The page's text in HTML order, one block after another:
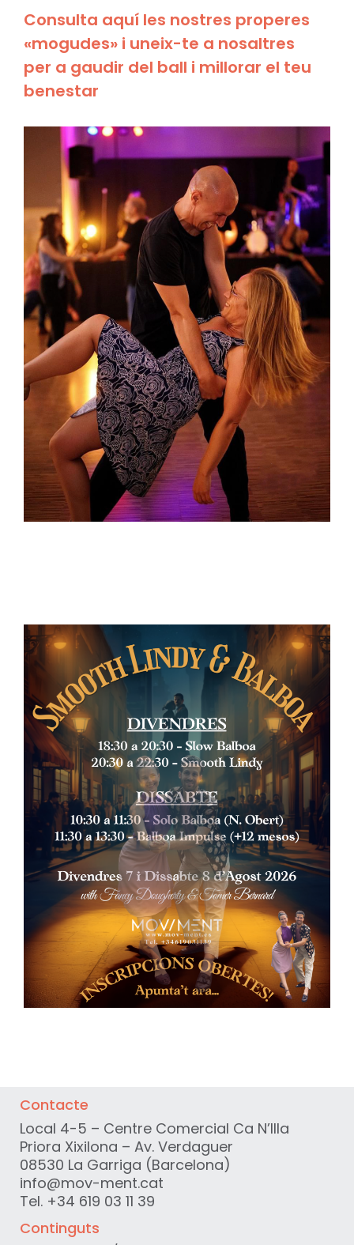
Consulta aquí les nostres properes
«mogudes» i uneix-te a nosaltres
per a gaudir del ball i millorar el teu
benestar
Contacte
Local 4-5 – Centre Comercial Ca N’Illa
Priora Xixilona – Av. Verdaguer
08530 La Garriga (Barcelona)
info@mov-ment.cat
Tel. +34 619 03 11 39
Continguts